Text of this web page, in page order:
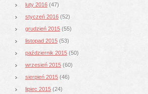
luty 2016 (47)
styczeń 2016 (52)
grudzień 2015 (55)
listopad 2015 (53)
październik 2015 (50)
wrzesień 2015 (60)
sierpień 2015 (46)
lipiec 2015 (24)